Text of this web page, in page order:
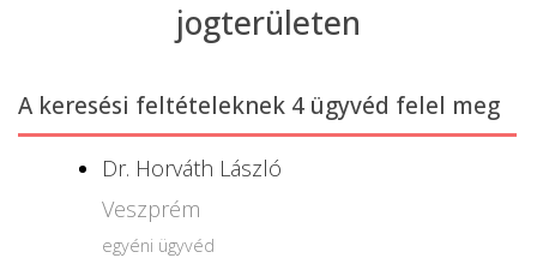
jogterületen
A keresési feltételeknek 4 ügyvéd felel meg
Dr. Horváth László
Veszprém
egyéni ügyvéd